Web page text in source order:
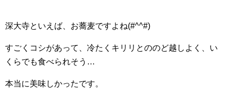
深大寺といえば、お蕎麦ですよね(#^^#)
すごくコシがあって、冷たくキリリとののど越しよく、い
くらでも食べられそう…
本当に美味しかったです。